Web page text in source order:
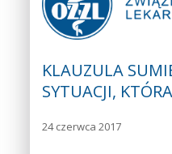
KLAUZULA
SYTUACJI,
24 czerwca 2017